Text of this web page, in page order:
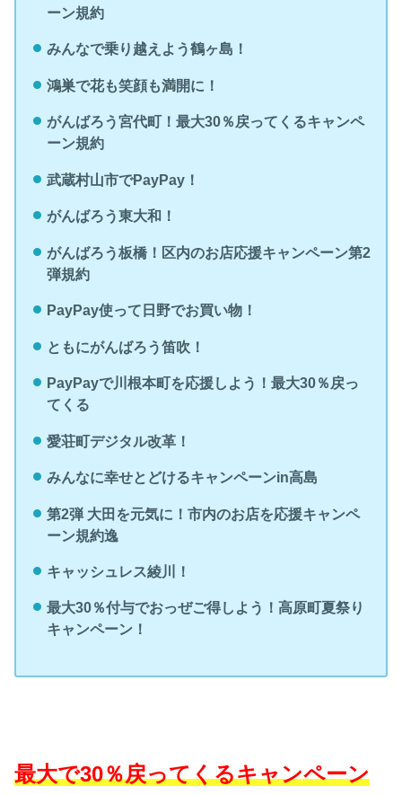
ーン規約
みんなで乗り越えよう鶴ヶ島！
鴻巣で花も笑顔も満開に！
がんばろう宮代町！最大30％戻ってくるキャンペ
ーン規約
武蔵村山市でPayPay！
がんばろう東大和！
がんばろう板橋！区内のお店応援キャンペーン第2
弾規約
PayPay使って日野でお買い物！
ともにがんばろう笛吹！
PayPayで川根本町を応援しよう！最大30％戻っ
てくる
愛荘町デジタル改革！
みんなに幸せとどけるキャンペーンin高島
第2弾 大田を元気に！市内のお店を応援キャンペ
ーン規約逸
キャッシュレス綾川！
最大30％付与でおっぜご得しよう！高原町夏祭り
キャンペーン！
最大で30％戻ってくるキャンペーン